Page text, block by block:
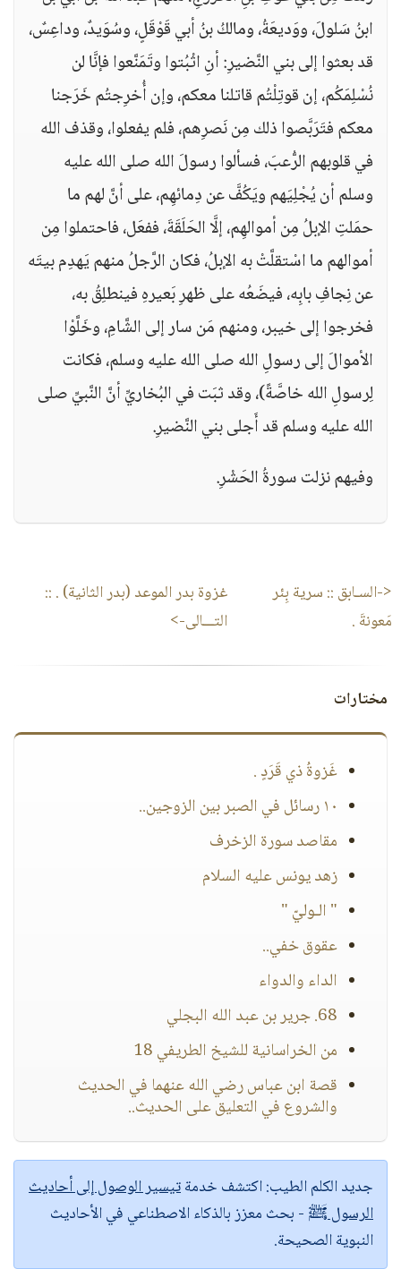
ابنُ سَلولَ، ووَديعَةُ، ومالكُ بنُ أبي قَوْقَلٍ، وسُوَيدٌ، وداعِسٌ،
قد بعثوا إلى بني النَّضيرِ: أنِ اثْبُتوا وتَمَنَّعوا فإنَّا لن
نُسْلِمَكُم، إن قوتِلْتُم قاتلنا معكم، وإن أُخرِجتُم خَرَجنا
معكم فتَرَبَّصوا ذلك مِن نَصرِهم، فلم يفعلوا، وقذف الله
في قلوبهم الرُّعبَ، فسألوا رسولَ الله صلى الله عليه
وسلم أن يُجْلِيَهم ويَكُفَّ عن دِمائهِم، على أنَّ لهم ما
حمَلتِ الإبلُ مِن أموالهِم، إلَّا الحَلَقَةَ، ففعَل، فاحتملوا مِن
أموالهم ما اسْتقلَّتْ به الإبلُ، فكان الرَّجلُ منهم يَهدِم بيتَه
عن نِجافِ بابِه، فيضَعُه على ظهرِ بَعيرهِ فينطلِقُ به،
فخرجوا إلى خيبر، ومنهم مَن سار إلى الشَّامِ، وخَلَّوْا
الأموالَ إلى رسولِ الله صلى الله عليه وسلم، فكانت
لِرسولِ الله خاصَّةً)، وقد ثبَت في البُخاريِّ أنَّ النَّبيِّ صلى
الله عليه وسلم قد أَجلى بني النَّضيرِ.
وفيهم نزلت سورةُ الحَشْرِ.
<-السـابق :: سرية بِئر
مَعونةَ .
غزوة بدر الموعد (بدر الثانية) . ::
التـــالى->
مختارات
غَزوةُ ذي قَرَدٍ .
١٠ رسائل في الصبر بين الزوجين..
مقاصد سورة الزخرف
زهد يونس عليه السلام
" الـوليّ "
عقوق خفي..
الداء والدواء
68. جرير بن عبد الله البجلي
من الخراسانية للشيخ الطريفي 18
قصة ابن عباس رضي الله عنهما في الحديث
والشروع في التعليق على الحديث..
جديد الكلم الطيب:اكتشف خدمةتيسير الوصول إلى أحاديث
الرسول ﷺ - بحث معزز بالذكاء الاصطناعي في الأحاديث
النبوية الصحيحة.